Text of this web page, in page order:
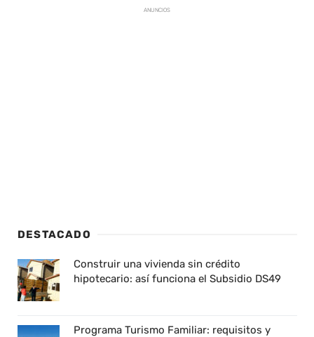
ANUNCIOS
DESTACADO
Construir una vivienda sin crédito
hipotecario: así funciona el Subsidio DS49
Programa Turismo Familiar: requisitos y